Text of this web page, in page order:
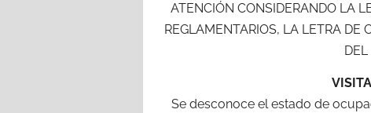
ATENCIÓN CONSIDERANDO LA
REGLAMENTARIOS, LA LETRA DE
Se desconoce el estado de